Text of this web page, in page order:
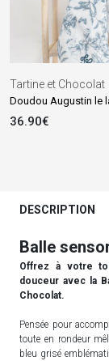
Tartine et Chocolat
Doudou Augustin le
36.90€
DESCRIPTION
Balle
Offrez à votre
douceur avec la
Chocolat.
Pensée pour
toute en rondeur
bleu grisé